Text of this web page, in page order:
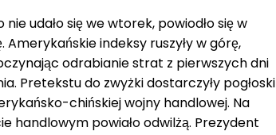
nie udało się we wtorek, powiodło się w
Amerykańskie indeksy ruszyły w górę,
odrabianie strat z pierwszych dni
Pretekstu do zwyżki dostarczyły pogłoski
chińskiej wojny handlowej. Na
handlowym powiało odwilżą. Prezydent